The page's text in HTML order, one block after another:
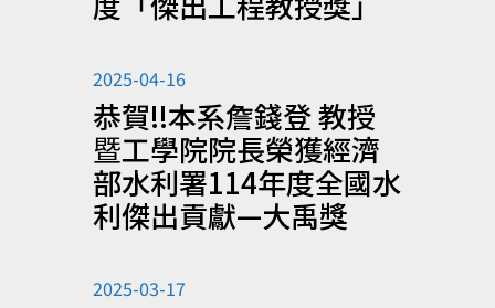
2025-04-16
恭賀!!本系詹錢登 教授
暨工學院院長榮獲經濟
部水利署114年度全國水
利傑出貢獻—大禹獎
2025-03-17